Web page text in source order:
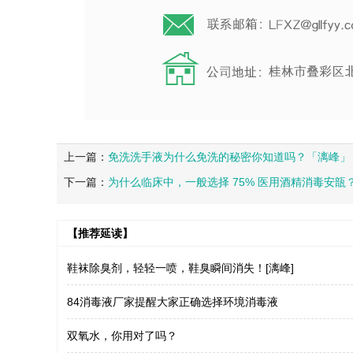
上一篇： 免洗洗手液为什么免洗的秘密你知道吗？「漓峰」
下一篇： 为什么临床中，一般选择 75% 医用酒精消毒安瓿
【推荐延读】
鞋袜除臭剂，轻轻一喷，鞋臭瞬间消失！[漓峰]
84消毒液厂家提醒大家正确选择环境消毒液
双氧水，你用对了吗？